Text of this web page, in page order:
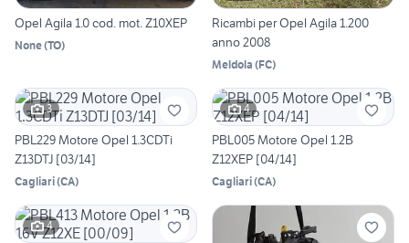
Opel Agila 1.0 cod. mot. Z10XEP
None(TO)
Ricambi per Opel Agila 1.200
anno 2008
Meldola (FC)
3
PBL229 Motore Opel 1.3CDTi
Z13DTJ [03/14]
Cagliari(CA)
4
PBL005 Motore Opel 1.2B
Z12XEP [04/14]
Cagliari(CA)
4